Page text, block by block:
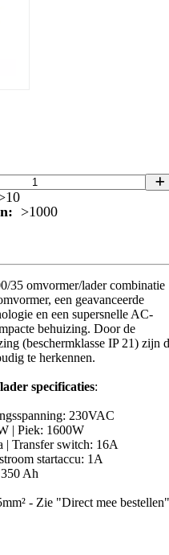
>1000
35 omvormer/lader combinatie
een geavanceerde
en een supersnelle AC-
behuizing. Door de
(beschermklasse IP 21) zijn
te herkennen.
specificaties:
230VAC
| Piek: 1600W
| Transfer switch: 16A
startaccu: 1A
Ah
- Zie "Direct mee bestellen"